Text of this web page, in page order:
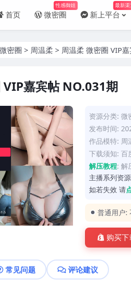
首页 微密圈
性感御姐
新上平台
最新
微密圈 > 周温柔 > 周温柔 微密圈 VIP
VIP嘉宾帖 NO.031期
资源分类:微
发布时间:
作品模特: 周
下载须知: 百
解压教程:解
主播系列资
如若失效 请
普通用户:
购买
常见问题 评论建议